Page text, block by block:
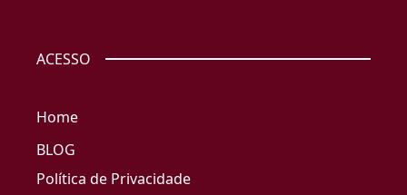
ACESSO
Home
BLOG
Política de Privacidade